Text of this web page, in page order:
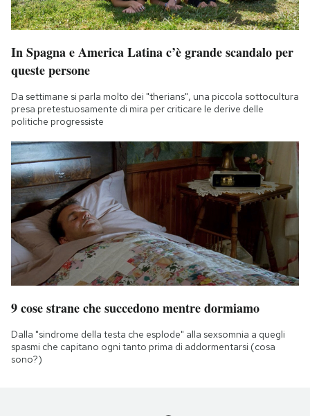
In Spagna e America Latina c’è grande scandalo per
queste persone
Da settimane si parla molto dei "therians", una piccola sottocultura
presa pretestuosamente di mira per criticare le derive delle
politiche progressiste
9 cose strane che succedono mentre dormiamo
Dalla "sindrome della testa che esplode" alla sexsomnia a quegli
spasmi che capitano ogni tanto prima di addormentarsi (cosa
sono?)